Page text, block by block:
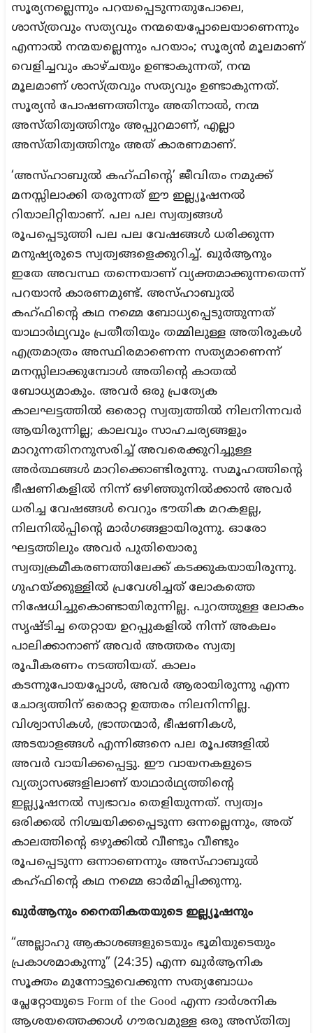
സൂര്യനല്ലെന്നും പറയപ്പെടുന്നതുപോലെ,
ശാസ്ത്രവും സത്യവും നന്മയെപ്പോലെയാണെന്നും
എന്നാൽ നന്മയല്ലെന്നും പറയാം; സൂര്യൻ മൂലമാണ്
വെളിച്ചവും കാഴ്ചയും ഉണ്ടാകുന്നത്, നന്മ
മൂലമാണ് ശാസ്ത്രവും സത്യവും ഉണ്ടാകുന്നത്.
സൂര്യൻ പോഷണത്തിനും അതിനാൽ, നന്മ
അസ്തിത്വത്തിനും അപ്പുറമാണ്, എല്ലാ
അസ്തിത്വത്തിനും അത് കാരണമാണ്.
‘അസ്ഹാബുൽ കഹ്‌ഫിന്റെ’ ജീവിതം നമുക്ക്
മനസ്സിലാക്കി തരുന്നത് ഈ ഇല്ല്യൂഷനൽ
റിയാലിറ്റിയാണ്. പല പല സ്വത്വങ്ങൾ
രൂപപ്പെടുത്തി പല പല വേഷങ്ങൾ ധരിക്കുന്ന
മനുഷ്യരുടെ സ്വത്വങ്ങളെക്കുറിച്ച്. ഖുർആനും
ഇതേ അവസ്ഥ തന്നെയാണ് വ്യക്തമാക്കുന്നതെന്ന്
പറയാൻ കാരണമുണ്ട്. അസ്ഹാബുൽ
കഹ്‌ഫിന്റെ കഥ നമ്മെ ബോധ്യപ്പെടുത്തുന്നത്
യാഥാർഥ്യവും പ്രതീതിയും തമ്മിലുള്ള അതിരുകൾ
എത്രമാത്രം അസ്ഥിരമാണെന്ന സത്യമാണെന്ന്
മനസ്സിലാക്കുമ്പോൾ അതിന്റെ കാതൽ
ബോധ്യമാകും. അവർ ഒരു പ്രത്യേക
കാലഘട്ടത്തിൽ ഒരൊറ്റ സ്വത്വത്തിൽ നിലനിന്നവർ
ആയിരുന്നില്ല; കാലവും സാഹചര്യങ്ങളും
മാറുന്നതിനനുസരിച്ച് അവരെക്കുറിച്ചുള്ള
അർത്ഥങ്ങൾ മാറിക്കൊണ്ടിരുന്നു. സമൂഹത്തിന്റെ
ഭീഷണികളിൽ നിന്ന് ഒഴിഞ്ഞുനിൽക്കാൻ അവർ
ധരിച്ച വേഷങ്ങൾ വെറും ഭൗതിക മറകളല്ല,
നിലനിൽപ്പിന്റെ മാർഗങ്ങളായിരുന്നു. ഓരോ
ഘട്ടത്തിലും അവർ പുതിയൊരു
സ്വത്വക്രമീകരണത്തിലേക്ക് കടക്കുകയായിരുന്നു.
ഗുഹയ്ക്കുള്ളിൽ പ്രവേശിച്ചത് ലോകത്തെ
നിഷേധിച്ചുകൊണ്ടായിരുന്നില്ല. പുറത്തുള്ള ലോകം
സൃഷ്ടിച്ച തെറ്റായ ഉറപ്പുകളിൽ നിന്ന് അകലം
പാലിക്കാനാണ് അവർ അത്തരം സ്വത്വ
രൂപീകരണം നടത്തിയത്. കാലം
കടന്നുപോയപ്പോൾ, അവർ ആരായിരുന്നു എന്ന
ചോദ്യത്തിന് ഒരൊറ്റ ഉത്തരം നിലനിന്നില്ല.
വിശ്വാസികൾ, ഭ്രാന്തന്മാർ, ഭീഷണികൾ,
അടയാളങ്ങൾ എന്നിങ്ങനെ പല രൂപങ്ങളിൽ
അവർ വായിക്കപ്പെട്ടു. ഈ വായനകളുടെ
വ്യത്യാസങ്ങളിലാണ് യാഥാർഥ്യത്തിന്റെ
ഇല്ല്യൂഷനൽ സ്വഭാവം തെളിയുന്നത്. സ്വത്വം
ഒരിക്കൽ നിശ്ചയിക്കപ്പെടുന്ന ഒന്നല്ലെന്നും, അത്
കാലത്തിന്റെ ഒഴുക്കിൽ വീണ്ടും വീണ്ടും
രൂപപ്പെടുന്ന ഒന്നാണെന്നും അസ്ഹാബുൽ
കഹ്‌ഫിന്റെ കഥ നമ്മെ ഓർമിപ്പിക്കുന്നു.
ഖുർആനും നൈതികതയുടെ ഇല്ല്യൂഷനും
“അല്ലാഹു ആകാശങ്ങളുടെയും ഭൂമിയുടെയും
പ്രകാശമാകുന്നു” (24:35) എന്ന ഖുർആനിക
സൂക്തം മുന്നോട്ടുവെക്കുന്ന സത്യബോധം
പ്ലേറ്റോയുടെ Form of the Good എന്ന ദാർശനിക
ആശയത്തെക്കാൾ ഗൗരവമുള്ള ഒരു അസ്തിത്വ